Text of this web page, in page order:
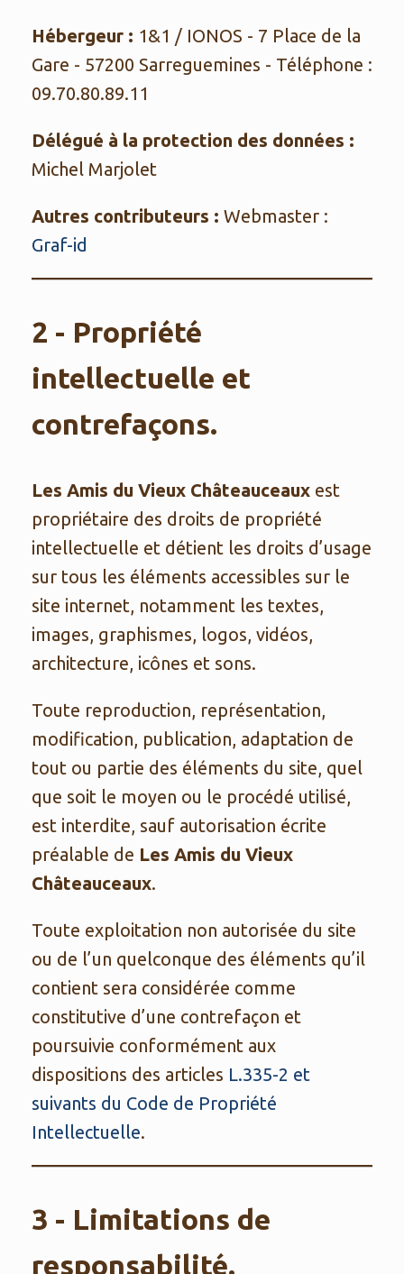
Hébergeur : 1&1 / IONOS - 7 Place de la
Gare - 57200 Sarreguemines - Téléphone :
09.70.80.89.11
Délégué à la protection des données :
Michel Marjolet
Autres contributeurs : Webmaster :
Graf-id
2 - Propriété
intellectuelle et
contrefaçons.
Les Amis du Vieux Châteauceaux est
propriétaire des droits de propriété
intellectuelle et détient les droits d’usage
sur tous les éléments accessibles sur le
site internet, notamment les textes,
images, graphismes, logos, vidéos,
architecture, icônes et sons.
Toute reproduction, représentation,
modification, publication, adaptation de
tout ou partie des éléments du site, quel
que soit le moyen ou le procédé utilisé,
est interdite, sauf autorisation écrite
préalable de Les Amis du Vieux
Châteauceaux.
Toute exploitation non autorisée du site
ou de l’un quelconque des éléments qu’il
contient sera considérée comme
constitutive d’une contrefaçon et
poursuivie conformément aux
dispositions des articles L.335-2 et
suivants du Code de Propriété
Intellectuelle.
3 - Limitations de
responsabilité.